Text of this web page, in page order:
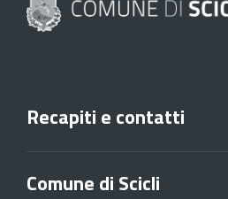
Recapiti e contatti
Comune di Scicli